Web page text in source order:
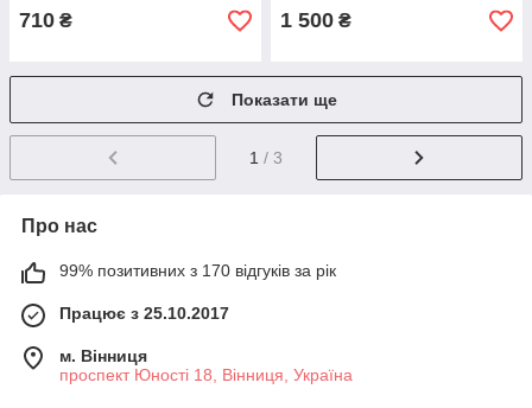
710 ₴ 1 500 ₴
Показати ще
1 / 3
Про нас
99% позитивних з 170 відгуків за рік
Працює з 25.10.2017
м. Вінниця
проспект Юності 18, Вінниця, Україна